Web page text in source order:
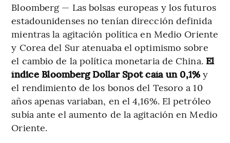
Bloomberg — Las bolsas europeas y los futuros
estadounidenses no tenían dirección definida
mientras la agitación política en Medio Oriente
y Corea del Sur atenuaba el optimismo sobre
el cambio de la política monetaria de China. El
índice Bloomberg Dollar Spot caía un 0,1%y
el rendimiento de los bonos del Tesoro a 10
años apenas variaban, en el 4,16%. El petróleo
subía ante el aumento de la agitación en Medio
Oriente.